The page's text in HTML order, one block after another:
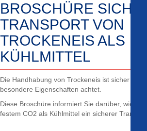
BROSCHÜRE
TRANSPORT VON
TROCKENEIS ALS
KÜHLMITTEL
Die Handhabung von Trockeneis ist sicher –
besondere Eigenschaften achtet.
Diese Broschüre informiert Sie darüber, wie bei
festem CO2 als Kühlmittel ein sicherer